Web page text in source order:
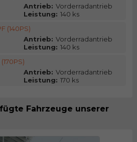
Antrieb: Vorderradantrieb
Leistung: 140 ks
(140PS)
Antrieb: Vorderradantrieb
Leistung: 140 ks
Antrieb: Vorderradantrieb
Leistung: 170 ks
Fahrzeuge unserer